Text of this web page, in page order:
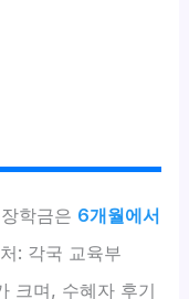
학금은 6개월에서
: 각국 교육부
크며, 수혜자 후기